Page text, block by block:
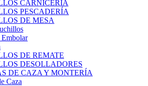
CARNICERIA
PESCADERÍA
DE MESA
DE REMATE
DESOLLADORES
DE CAZA Y MONTERÍA
Caza